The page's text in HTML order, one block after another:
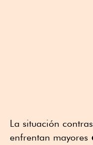
La situación
enfrentan mayores